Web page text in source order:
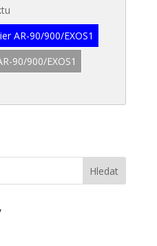
AR-90/900/EXOS1
90/900/EXOS1